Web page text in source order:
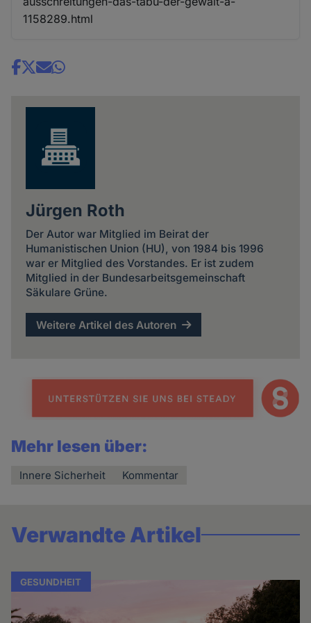
1158289.html
Share
Jürgen Roth
Der Autor war Mitglied im Beirat der
Humanistischen Union (HU), von 1984 bis 1996
war er Mitglied des Vorstandes. Er ist zudem
Mitglied in der Bundesarbeitsgemeinschaft
Säkulare Grüne.
Weitere Artikel des Autoren
Mehr lesen über:
Innere Sicherheit Kommentar
Verwandte Artikel
GESUNDHEIT